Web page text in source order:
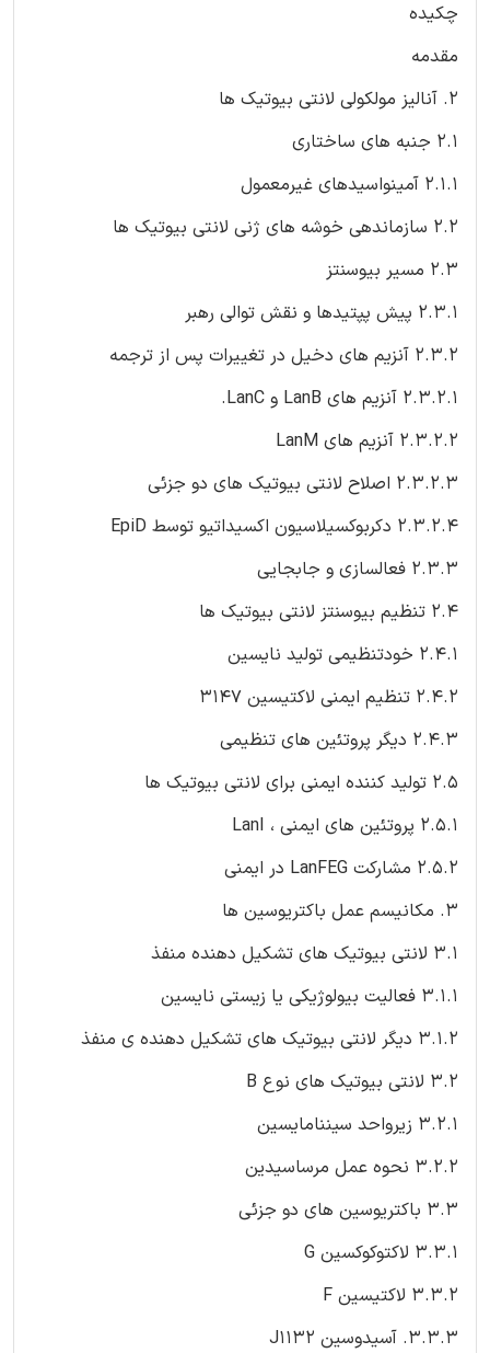
چکیده
مقدمه
2. آنالیز مولکولی لانتی بیوتیک ها
2.1 جنبه های ساختاری
2.1.1 آمینواسیدهای غیرمعمول
2.2 سازماندهی خوشه های ژنی لانتی بیوتیک ها
2.3 مسیر بیوسنتز
2.3.1 پیش پپتیدها و نقش توالی رهبر
2.3.2 آنزیم های دخیل در تغییرات پس از ترجمه
2.3.2.1 آنزیم های LanB و LanC.
2.3.2.2 آنزیم های LanM
2.3.2.3 اصلاح لانتی بیوتیک های دو جزئی
2.3.2.4 دکربوکسیلاسیون اکسیداتیو توسط EpiD
2.3.3 فعالسازی و جابجایی
2.4 تنظیم بیوسنتز لانتی بیوتیک ها
2.4.1 خودتنظیمی تولید نایسین
2.4.2 تنظیم ایمنی لاکتیسین 3147
2.4.3 دیگر پروتئین های تنظیمی
2.5 تولید کننده ایمنی برای لانتی بیوتیک ها
2.5.1 پروتئین های ایمنی ، LanI
2.5.2 مشارکت LanFEG در ایمنی
3. مکانیسم عمل باکتریوسین ها
3.1 لانتی بیوتیک های تشکیل دهنده منفذ
3.1.1 فعالیت بیولوژیکی یا زیستی نایسین
3.1.2 دیگر لانتی بیوتیک های تشکیل دهنده ی منفذ
3.2 لانتی بیوتیک های نوع B
3.2.1 زیرواحد سیننامایسین
3.2.2 نحوه عمل مرساسیدین
3.3 باکتریوسین های دو جزئی
3.3.1 لاکتوکوکسین G
3.3.2 لاکتیسین F
3.3.3. آسیدوسین J1132